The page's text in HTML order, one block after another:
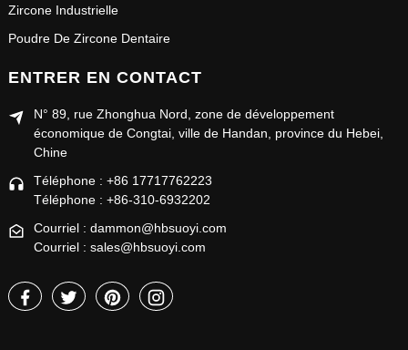
Zircone Industrielle
Poudre De Zircone Dentaire
ENTRER EN CONTACT
N° 89, rue Zhonghua Nord, zone de développement
économique de Congtai, ville de Handan, province du Hebei,
Chine
Téléphone : +86 17717762223
Téléphone : +86-310-6932202
Courriel : dammon@hbsuoyi.com
Courriel : sales@hbsuoyi.com